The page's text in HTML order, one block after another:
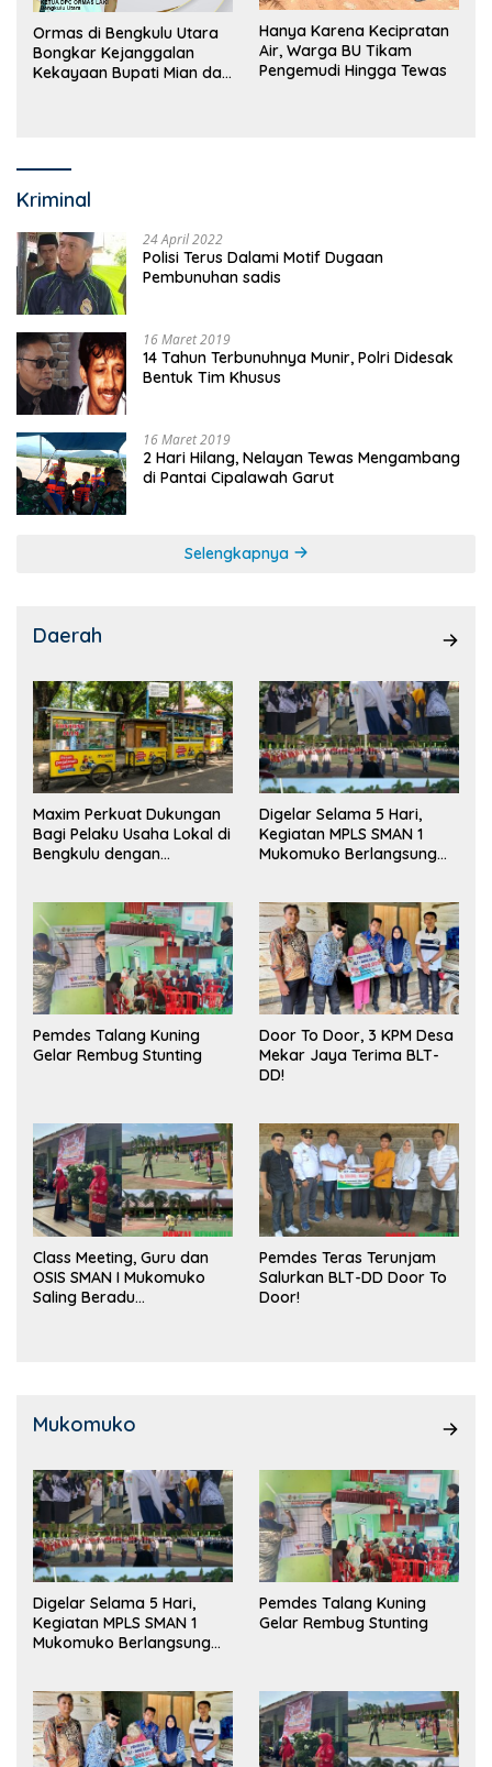
Ormas di Bengkulu Utara
Bongkar Kejanggalan
Kekayaan Bupati Mian dan
Hanya Karena Kecipratan
Air, Warga BU Tikam
Pengemudi Hingga Tewas
Kriminal
24 April 2022
Polisi Terus Dalami Motif Dugaan
Pembunuhan sadis
16 Maret 2019
14 Tahun Terbunuhnya Munir, Polri Didesak
Bentuk Tim Khusus
16 Maret 2019
2 Hari Hilang, Nelayan Tewas Mengambang
di Pantai Cipalawah Garut
Selengkapnya
Daerah
Maxim Perkuat Dukungan
Bagi Pelaku Usaha Lokal di
Bengkulu dengan
Pasar
Digelar Selama 5 Hari,
Kegiatan MPLS SMAN 1
Mukomuko Berlangsung
Pemdes Talang Kuning
Gelar Rembug Stunting
Door To Door, 3 KPM Desa
Mekar Jaya Terima BLT-
DD!
Class Meeting, Guru dan
OSIS SMAN I Mukomuko
Saling Beradu
Pemdes Teras Terunjam
Salurkan BLT-DD Door To
Door!
Mukomuko
Digelar Selama 5 Hari,
Kegiatan MPLS SMAN 1
Mukomuko Berlangsung
Pemdes Talang Kuning
Gelar Rembug Stunting